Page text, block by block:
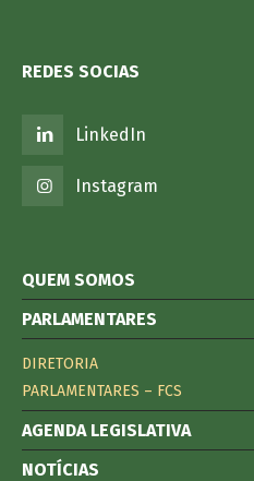
REDES SOCIAS
LinkedIn
Instagram
QUEM SOMOS
PARLAMENTARES
DIRETORIA
PARLAMENTARES – FCS
AGENDA LEGISLATIVA
NOTÍCIAS